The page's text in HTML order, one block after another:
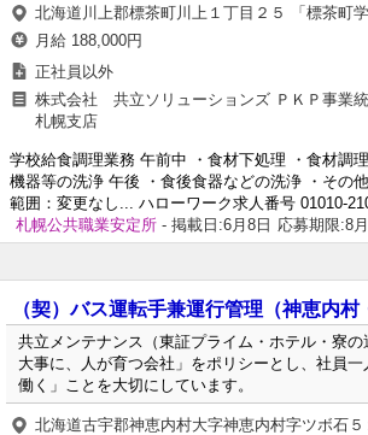
北海道川上郡標茶町川上１丁目２５ 「標茶町
月給 188,000円
正社員以外
株式会社 共立ソリューションズ ＰＫＰ事
札幌支店
学校給食調理業務 午前中 ・食材下処理 ・食材調
機器等の洗浄 午後 ・食後食器などの洗浄 ・その
範囲：変更なし... ハローワーク求人番号 01010-
札幌公共職業安定所 - 掲載日:6月8日 応募期限:8
（契）バス運転手兼運行管理（神恵内村
共立メンテナンス（東証プライム・ホテル・寮
大事に、人が育つ会社」をポリシーとし、社員一
働く」ことを大切にしています。
北海道古宇郡神恵内村大字神恵内村字ツボ石